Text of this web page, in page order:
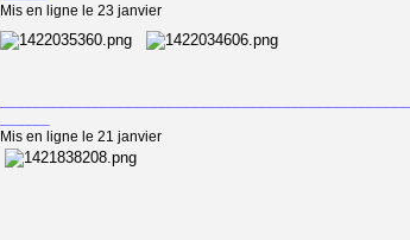
Mis en ligne le 23 janvier
Mis en ligne le 21 janvier